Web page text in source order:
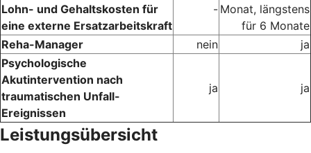
Lohn- und Gehaltskosten für
eine externe Ersatzarbeitskraft
- Monat, längstens
für 6 Monate
Reha-Manager
nein
ja
Psychologische
Akutintervention nach
traumatischen Unfall-
Ereignissen
ja ja
Leistungsübersicht